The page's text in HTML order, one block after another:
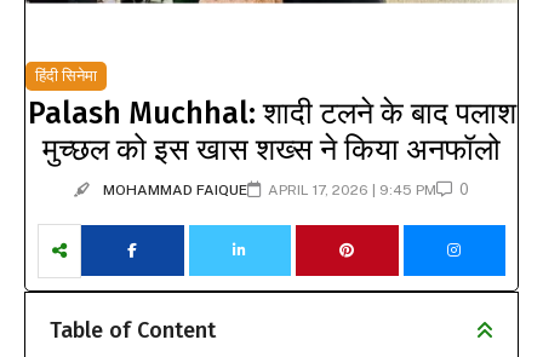
हिंदी सिनेमा
Palash Muchhal: शादी टलने के बाद पलाश
मुच्छल को इस खास शख्स ने किया अनफॉलो
MOHAMMAD FAIQUE APRIL 17, 2026 | 9:45 PM 0
Table of Content